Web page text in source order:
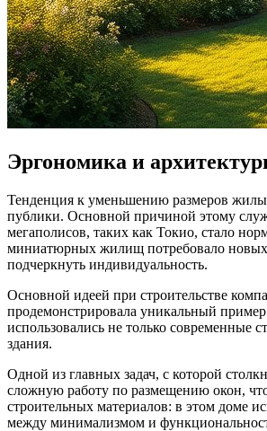
Эргономика и
Тенденция к уменьшению размеров
публики. Основной причиной этому
мегаполисов, таких как Токио, стало
миниатюрных жилищ потребовало новых
подчеркнуть индивидуальность.
Основной идеей при строительстве
продемонстрировала уникальный
использовались не только современные
здания.
Одной из главных задач, с которой
сложную работу по размещению окон,
строительных материалов: в этом доме
между минимализмом и